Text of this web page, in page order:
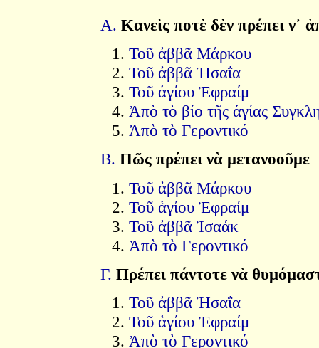
Α. Κανεὶς ποτὲ δὲν πρέπει ν᾿
Τοῦ ἀββᾶ Μάρκου
Τοῦ ἀββᾶ Ἡσαΐα
Τοῦ ἁγίου Ἐφραίμ
Ἀπὸ τὸ βίο τῆς ἁγίας
Ἀπὸ τὸ Γεροντικό
Β. Πῶς πρέπει νὰ μετανοοῦμε
Τοῦ ἀββᾶ Μάρκου
Τοῦ ἁγίου Ἐφραίμ
Τοῦ ἀββᾶ Ἰσαάκ
Ἀπὸ τὸ Γεροντικό
Γ. Πρέπει πάντοτε νὰ
Τοῦ ἀββᾶ Ἡσαΐα
Τοῦ ἁγίου Ἐφραίμ
Ἀπὸ τὸ Γεροντικό